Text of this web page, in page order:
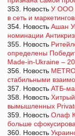
353. Новость У ООО
в сеть и
354. Новость Ашан
номинации
355. Новость
определены
Made-in-Ukraine –
356. Новость
стабильными
357. Новость АТБ-
358. Новость
вымышленных
359. Новость Олаф
больше
360. Новость